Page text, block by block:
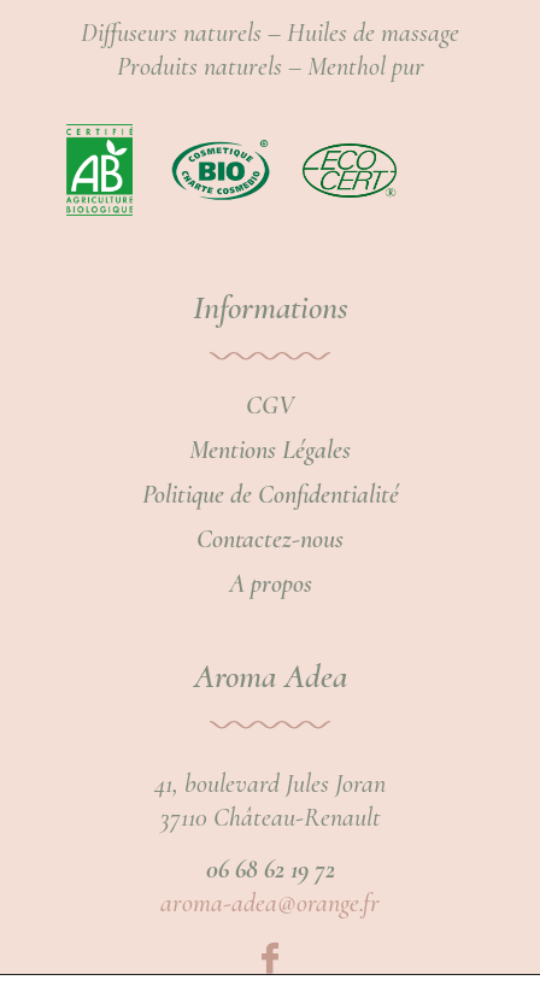
Diffuseurs naturels – Huiles de massage
Produits naturels – Menthol pur
Informations
CGV
Mentions Légales
Politique de Confidentialité
Contactez-nous
A propos
Aroma Adea
41, boulevard Jules Joran
37110 Château-Renault
06 68 62 19 72
aroma-adea@orange.fr